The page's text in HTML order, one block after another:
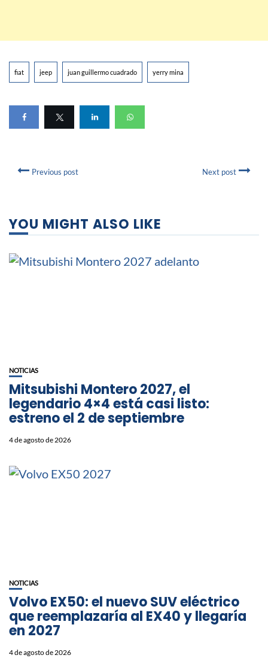
fiat jeep juan guillermo cuadrado yerry mina
Previous post Next post
YOU MIGHT ALSO LIKE
NOTICIAS
Mitsubishi Montero 2027, el
legendario 4×4 está casi listo:
estreno el 2 de septiembre
4 de agosto de 2026
NOTICIAS
Volvo EX50: el nuevo SUV eléctrico
que reemplazaría al EX40 y llegaría
en 2027
4 de agosto de 2026